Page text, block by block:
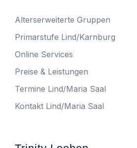
Alterserweiterte Gruppen
Primarstufe Lind/Karnburg
Online Services
Preise & Leistungen
Termine Lind/Maria Saal
Kontakt Lind/Maria Saal